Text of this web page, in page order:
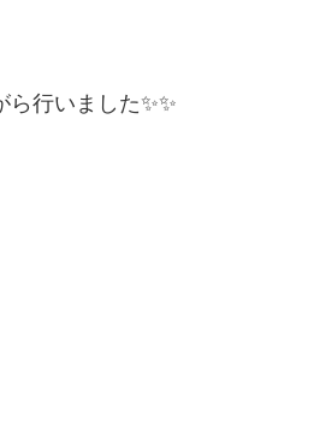
行いました✨✨